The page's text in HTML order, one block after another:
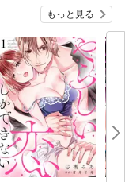
もっと見る